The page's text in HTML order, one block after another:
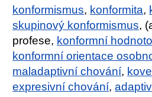
konformismus, konformita,
skupinový konformismus,
profese, konformní
konformní orientace
maladaptivní chování,
expresivní chování,